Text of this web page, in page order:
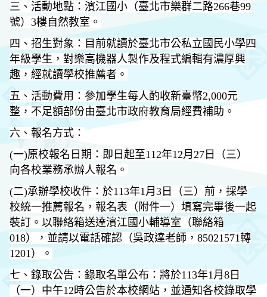
三、活動地點：濱江國小（臺北市樂群二路266巷99
號）3樓自然教室。
四、招生對象：目前就讀於臺北市公私立國民小學四
年級學生，對樂高機器人製作及程式編輯有濃厚興
趣，經就讀學校推薦者。
五、活動費用：參加學生每人酌收新臺幣2,000元
整，不足額部份由臺北市政府教育局經費補助。
六、報名方式：
(一)原校報名日期：即日起至112年12月27日（三）
向各校業務承辦人報名。
(二)承辦學校收件：於113年1月3日（三）前，採學
校統一推薦報名，報名表（附件一）填寫完畢後一起
裝訂。以聯絡箱送達濱江國小輔導室（聯絡箱
018），並請以電話確認（吳政達老師，85021571轉
1201）。
七、錄取公告：錄取名單公布：將於113年1月8日
（一）中午12時公告於本校網站，並通知各校錄取學